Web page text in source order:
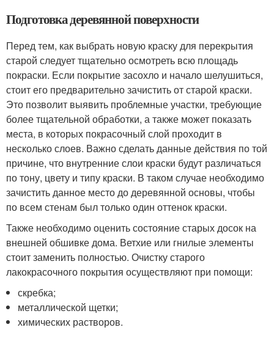
Подготовка деревянной поверхности
Перед тем, как выбрать новую краску для перекрытия
старой следует тщательно осмотреть всю площадь
покраски. Если покрытие засохло и начало шелушиться,
стоит его предварительно зачистить от старой краски.
Это позволит выявить проблемные участки, требующие
более тщательной обработки, а также может показать
места, в которых покрасочный слой проходит в
несколько слоев. Важно сделать данные действия по той
причине, что внутренние слои краски будут различаться
по тону, цвету и типу краски. В таком случае необходимо
зачистить данное место до деревянной основы, чтобы
по всем стенам был только один оттенок краски.
Также необходимо оценить состояние старых досок на
внешней обшивке дома. Ветхие или гнилые элементы
стоит заменить полностью. Очистку старого
лакокрасочного покрытия осуществляют при помощи:
скребка;
металлической щетки;
химических растворов.